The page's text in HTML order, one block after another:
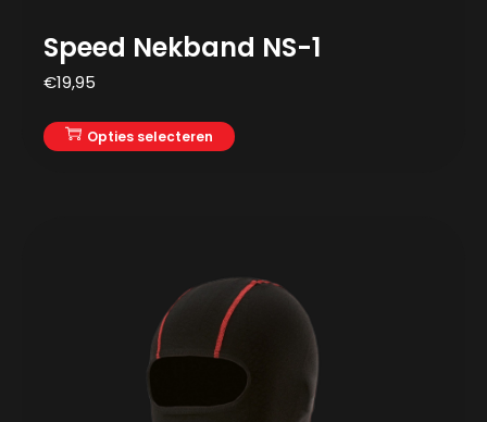
Speed Nekband NS-1
€19,95
Opties selecteren